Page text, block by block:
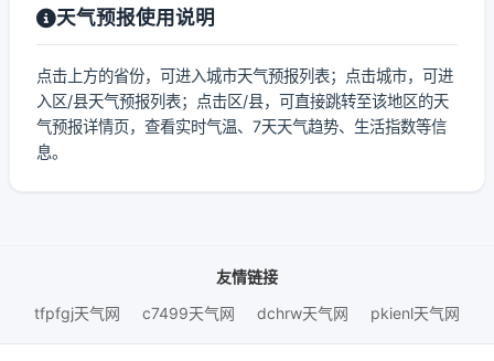
天气预报使用说明
点击上方的省份，可进入城市天气预报列表；点击城市，可进
入区/县天气预报列表；点击区/县，可直接跳转至该地区的天
气预报详情页，查看实时气温、7天天气趋势、生活指数等信
息。
友情链接
tfpfgj天气网
c7499天气网 dchrw天气网 pkienl天气网